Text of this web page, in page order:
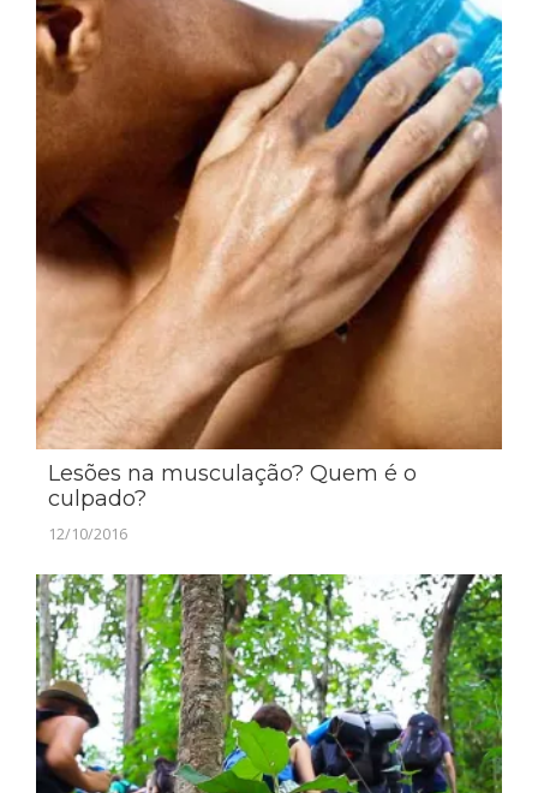
Lesões na musculação? Quem é o
culpado?
12/10/2016